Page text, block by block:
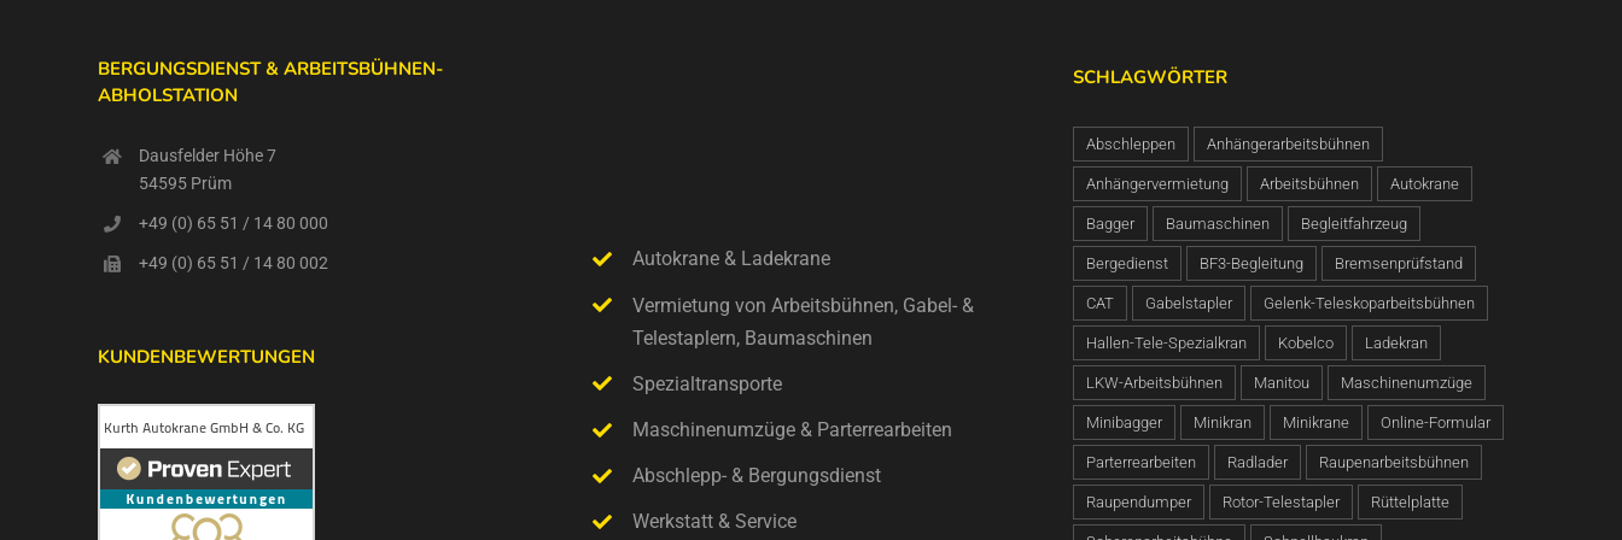
BERGUNGSDIENST & ARBEITSBÜHNEN-
ABHOLSTATION
Dausfelder Höhe 7
54595 Prüm
+49 (0) 65 51 / 14 80 000
+49 (0) 65 51 / 14 80 002
KUNDENBEWERTUNGEN
Autokrane & Ladekrane
Vermietung von Arbeitsbühnen, Gabel- &
Telestaplern, Baumaschinen
Spezialtransporte
Maschinenumzüge & Parterrearbeiten
Abschlepp- & Bergungsdienst
Werkstatt & Service
SCHLAGWÖRTER
Abschleppen Anhängerarbeitsbühnen
Anhängervermietung Arbeitsbühnen Autokrane
Bagger Baumaschinen Begleitfahrzeug
Bergedienst BF3-Begleitung Bremsenprüfstand
CAT Gabelstapler Gelenk-Teleskoparbeitsbühnen
Hallen-Tele-Spezialkran Kobelco Ladekran
LKW-Arbeitsbühnen Manitou Maschinenumzüge
Minibagger Minikran Minikrane Online-Formular
Parterrearbeiten Radlader Raupenarbeitsbühnen
Raupendumper Rotor-Telestapler Rüttelplatte